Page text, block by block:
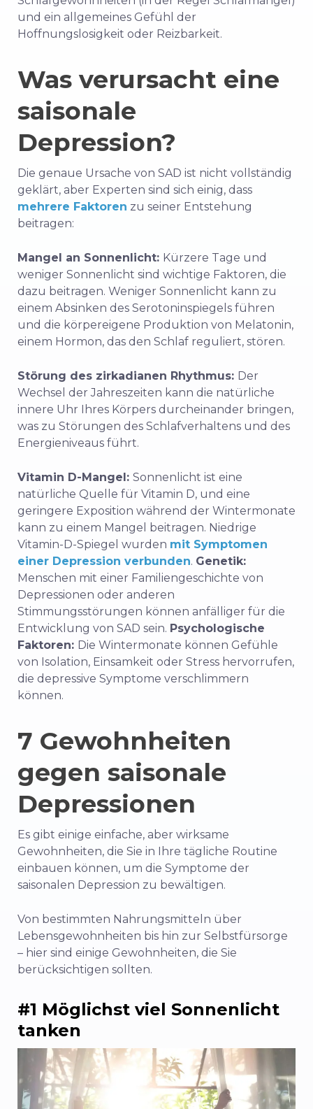
und ein allgemeines Gefühl der
Hoffnungslosigkeit oder Reizbarkeit.
Was verursacht eine
saisonale
Depression?
Die genaue Ursache von SAD ist nicht vollständig
geklärt, aber Experten sind sich einig, dass
mehrere Faktoren zu seiner Entstehung
beitragen:
Mangel an Sonnenlicht: Kürzere Tage und
weniger Sonnenlicht sind wichtige Faktoren, die
dazu beitragen. Weniger Sonnenlicht kann zu
einem Absinken des Serotoninspiegels führen
und die körpereigene Produktion von Melatonin,
einem Hormon, das den Schlaf reguliert, stören.
Störung des zirkadianen Rhythmus: Der
Wechsel der Jahreszeiten kann die natürliche
innere Uhr Ihres Körpers durcheinander bringen,
was zu Störungen des Schlafverhaltens und des
Energieniveaus führt.
Vitamin D-Mangel: Sonnenlicht ist eine
natürliche Quelle für Vitamin D, und eine
geringere Exposition während der Wintermonate
kann zu einem Mangel beitragen. Niedrige
Vitamin-D-Spiegel wurden mit Symptomen
einer Depression verbunden. Genetik:
Menschen mit einer Familiengeschichte von
Depressionen oder anderen
Stimmungsstörungen können anfälliger für die
Entwicklung von SAD sein. Psychologische
Faktoren: Die Wintermonate können Gefühle
von Isolation, Einsamkeit oder Stress hervorrufen,
die depressive Symptome verschlimmern
können.
7 Gewohnheiten
gegen saisonale
Depressionen
Es gibt einige einfache, aber wirksame
Gewohnheiten, die Sie in Ihre tägliche Routine
einbauen können, um die Symptome der
saisonalen Depression zu bewältigen.
Von bestimmten Nahrungsmitteln über
Lebensgewohnheiten bis hin zur Selbstfürsorge
– hier sind einige Gewohnheiten, die Sie
berücksichtigen sollten.
#1 Möglichst viel Sonnenlicht
tanken